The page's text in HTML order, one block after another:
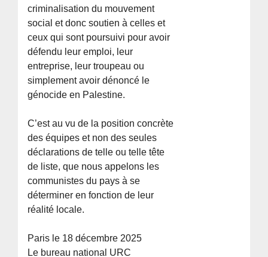
criminalisation du mouvement
social et donc soutien à celles et
ceux qui sont poursuivi pour avoir
défendu leur emploi, leur
entreprise, leur troupeau ou
simplement avoir dénoncé le
génocide en Palestine.
C’est au vu de la position concrète
des équipes et non des seules
déclarations de telle ou telle tête
de liste, que nous appelons les
communistes du pays à se
déterminer en fonction de leur
réalité locale.
Paris le 18 décembre 2025
Le bureau national URC